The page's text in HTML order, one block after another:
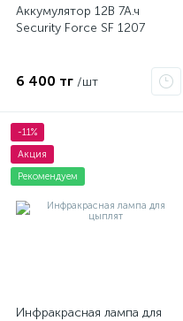
Аккумулятор 12В 7А.ч
Security Force SF 1207
6 400 тг /шт
-11%
Акция
Рекомендуем
Инфракрасная лампа для